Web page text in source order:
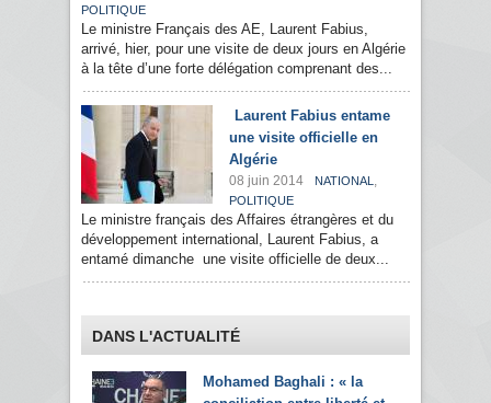
POLITIQUE
Le ministre Français des AE, Laurent Fabius,
arrivé, hier, pour une visite de deux jours en Algérie
à la tête d’une forte délégation comprenant des...
Laurent Fabius entame
une visite officielle en
Algérie
08 juin 2014 NATIONAL ,
POLITIQUE
Le ministre français des Affaires étrangères et du
développement international, Laurent Fabius, a
entamé dimanche une visite officielle de deux...
DANS L'ACTUALITÉ
Mohamed Baghali : « la